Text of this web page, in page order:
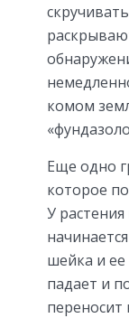
комом
Еще одно
которое
У
шейка и ее
падает и